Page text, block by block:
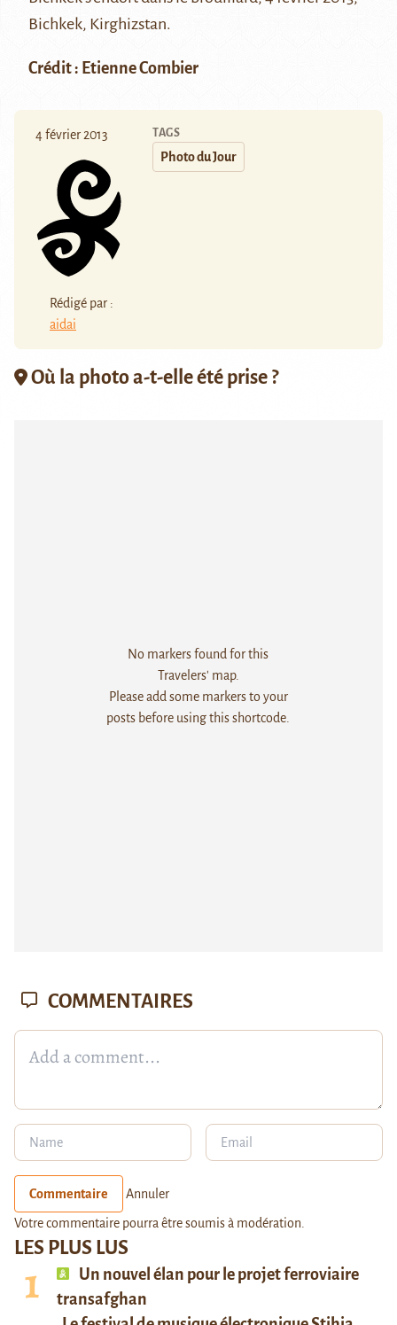
Bichkek, Kirghizstan.
Crédit : Etienne Combier
4 février 2013
Rédigé par :
aidai
TAGS
Photo du Jour
Où la photo a-t-elle été prise ?
No markers found for this
Travelers' map.
Please add some markers to your
posts before using this shortcode.
LES PLUS LUS
Un nouvel élan pour le projet ferroviaire
transafghan
COMMENTAIRES
Commentaire Annuler
Votre commentaire pourra être soumis à modération.